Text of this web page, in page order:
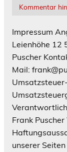
Kommentar
Impressum
Leienhöhe 12
Puscher
Mail:
Frank
unserer